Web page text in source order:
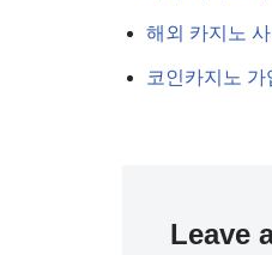
해외 카지노
코인카지노
Leave